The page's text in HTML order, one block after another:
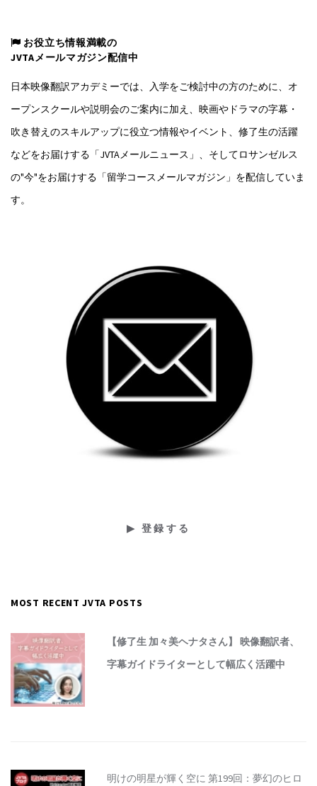
お役立ち情報満載の
JVTAメールマガジン配信中
日本映像翻訳アカデミーでは、入学をご検討中の方のために、オ
ープンスクールや説明会のご案内に加え、映画やドラマの字幕・
吹き替えのスキルアップに役立つ情報やイベント、修了生の活躍
などをお届けする「JVTAメールニュース」、そしてロサンゼルス
の"今"をお届けする「留学コースメールマガジン」を配信していま
す。
MOST RECENT JVTA POSTS
【修了生 加々美ヘナタさん】 映像翻訳者、
字幕ガイドライターとして幅広く活躍中
明けの明星が輝く空に 第199回：夢幻のヒロ